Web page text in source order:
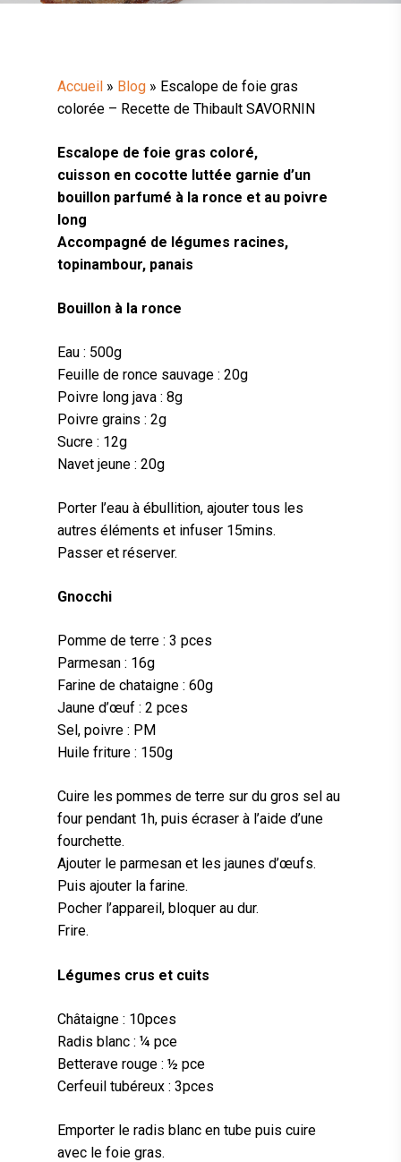
Accueil » Blog » Escalope de foie gras
colorée – Recette de Thibault SAVORNIN
Escalope de foie gras coloré,
cuisson en cocotte luttée garnie d’un
bouillon parfumé à la ronce et au poivre
long
Accompagné de légumes racines,
topinambour, panais
Bouillon à la ronce
Eau : 500g
Feuille de ronce sauvage : 20g
Poivre long java : 8g
Poivre grains : 2g
Sucre : 12g
Navet jeune : 20g
Porter l’eau à ébullition, ajouter tous les
autres éléments et infuser 15mins.
Passer et réserver.
Gnocchi
Pomme de terre : 3 pces
Parmesan : 16g
Farine de chataigne : 60g
Jaune d’œuf : 2 pces
Sel, poivre : PM
Huile friture : 150g
Cuire les pommes de terre sur du gros sel au
four pendant 1h, puis écraser à l’aide d’une
fourchette.
Ajouter le parmesan et les jaunes d’œufs.
Puis ajouter la farine.
Pocher l’appareil, bloquer au dur.
Frire.
Légumes crus et cuits
Châtaigne : 10pces
Radis blanc : ¼ pce
Betterave rouge : ½ pce
Cerfeuil tubéreux : 3pces
Emporter le radis blanc en tube puis cuire
avec le foie gras.